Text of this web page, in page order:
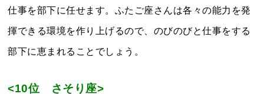
仕事を部下に任せます。ふたご座さんは各々の能力を発
揮できる環境を作り上げるので、のびのびと仕事をする
部下に恵まれることでしょう。
<10位 さそり座>